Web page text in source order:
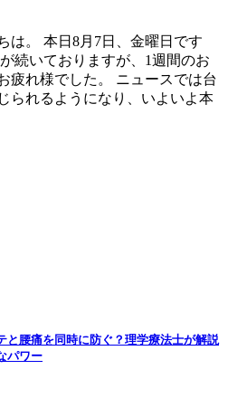
は。 本日8月7日、金曜日です
続いておりますが、1週間のお
疲れ様でした。 ニュースでは台
られるようになり、いよいよ本
と腰痛を同時に防ぐ？理学療法士が解説
パワー